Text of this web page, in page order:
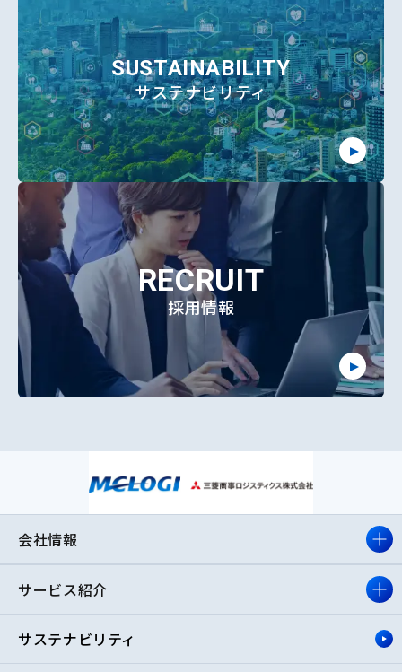
SUSTAINABILITY
サステナビリティ
RECRUIT
採用情報
会社情報
サービス紹介
サステナビリティ